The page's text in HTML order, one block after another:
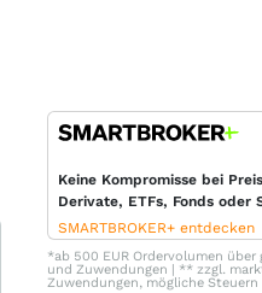
Keine Kompromisse bei
Derivate, ETFs, Fonds oder
SMARTBROKER+ entdecken
*ab 500 EUR Ordervolumen
und Zuwendungen | ** zzgl.
Zuwendungen, mögliche Steuern